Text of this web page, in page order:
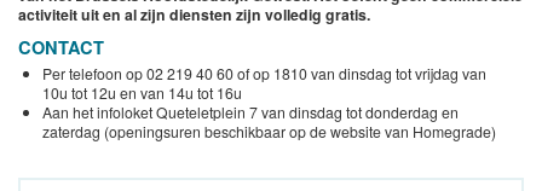
activiteit uit en al zijn diensten zijn volledig gratis.
CONTACT
Per telefoon op 02 219 40 60 of op 1810 van dinsdag tot vrijdag van
10u tot 12u en van 14u tot 16u
Aan het infoloket Queteletplein 7 van dinsdag tot donderdag en
zaterdag (openingsuren beschikbaar op de website van Homegrade)